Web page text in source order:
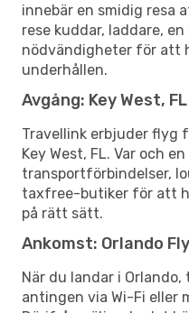
innebär en smidig resa
rese kuddar, laddare, en
nödvändigheter för att
underhållen.
Avgång: Key West,
Travellink erbjuder flyg
Key West, FL. Var och
transportförbindelser,
taxfree-butiker för att
på rätt sätt.
Ankomst: Orlando
När du landar i
antingen via Wi-Fi eller